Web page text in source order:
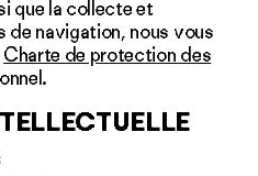
que la collecte et
de navigation, nous vous
Charte de protection des